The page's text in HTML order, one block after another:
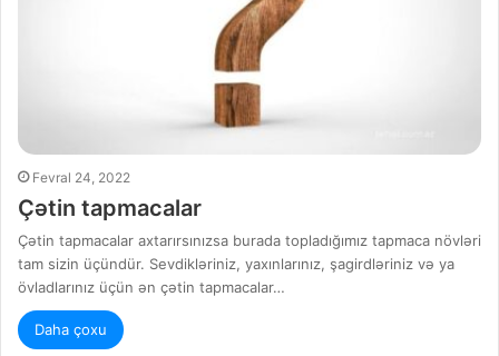
Fevral 24, 2022
Çətin tapmacalar
Çətin tapmacalar axtarırsınızsa burada topladığımız tapmaca növləri
tam sizin üçündür. Sevdikləriniz, yaxınlarınız, şagirdləriniz və ya
övladlarınız üçün ən çətin tapmacalar…
Daha çoxu